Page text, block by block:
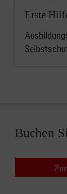
Erste
Buchen